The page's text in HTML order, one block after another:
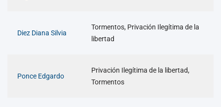
Diez Diana Silvia
Tormentos, Privación Ilegítima de la
libertad
Ponce Edgardo
Privación Ilegítima de la libertad,
Tormentos